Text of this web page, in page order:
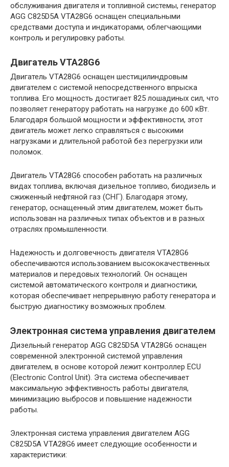
обслуживания двигателя и топливной системы, генератор
AGG C825D5A VTA28G6 оснащен специальными
средствами доступа и индикаторами, облегчающими
контроль и регулировку работы.
Двигатель VTA28G6
Двигатель VTA28G6 оснащен шестицилиндровым
двигателем с системой непосредственного впрыска
топлива. Его мощность достигает 825 лошадиных сил, что
позволяет генератору работать на нагрузке до 600 кВт.
Благодаря большой мощности и эффективности, этот
двигатель может легко справляться с высокими
нагрузками и длительной работой без перегрузки или
поломок.
Двигатель VTA28G6 способен работать на различных
видах топлива, включая дизельное топливо, биодизель и
сжиженный нефтяной газ (СНГ). Благодаря этому,
генератор, оснащенный этим двигателем, может быть
использован на различных типах объектов и в разных
отраслях промышленности.
Надежность и долговечность двигателя VTA28G6
обеспечиваются использованием высококачественных
материалов и передовых технологий. Он оснащен
системой автоматического контроля и диагностики,
которая обеспечивает непрерывную работу генератора и
быструю диагностику возможных проблем.
Электронная система управления двигателем
Дизельный генератор AGG C825D5A VTA28G6 оснащен
современной электронной системой управления
двигателем, в основе которой лежит контроллер ECU
(Electronic Control Unit). Эта система обеспечивает
максимальную эффективность работы двигателя,
минимизацию выбросов и повышение надежности
работы.
Электронная система управления двигателем AGG
C825D5A VTA28G6 имеет следующие особенности и
характеристики: